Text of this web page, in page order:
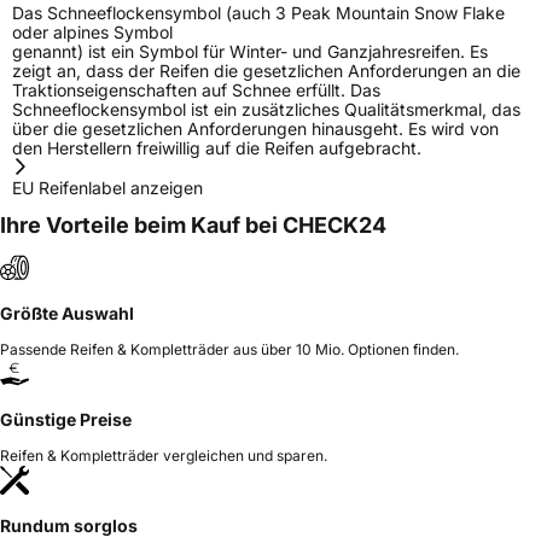
Das Schneeflockensymbol (auch 3 Peak Mountain Snow Flake
oder alpines Symbol
genannt) ist ein Symbol für Winter- und Ganzjahresreifen. Es
zeigt an, dass der Reifen die gesetzlichen Anforderungen an die
Traktionseigenschaften auf Schnee erfüllt. Das
Schneeflockensymbol ist ein zusätzliches Qualitätsmerkmal, das
über die gesetzlichen Anforderungen hinausgeht. Es wird von
den Herstellern freiwillig auf die Reifen aufgebracht.
EU Reifenlabel anzeigen
Ihre Vorteile beim Kauf bei CHECK24
Größte Auswahl
Passende Reifen & Kompletträder aus über 10 Mio. Optionen finden.
Günstige Preise
Reifen & Kompletträder vergleichen und sparen.
Rundum sorglos